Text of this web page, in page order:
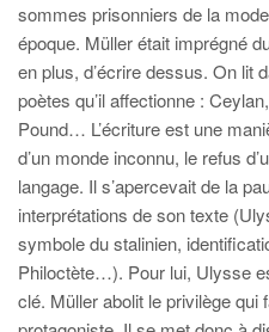
sommes prisonniers de la
époque. Müller était imprégné
en plus, d’écrire dessus. On lit
poètes qu’il affectionne :
Pound… L’écriture est une
d’un monde inconnu, le refus
langage. Il s’apercevait de la
interprétations de son texte
symbole du stalinien,
Philoctète…). Pour lui, Ulysse
clé. Müller abolit le privilège qui